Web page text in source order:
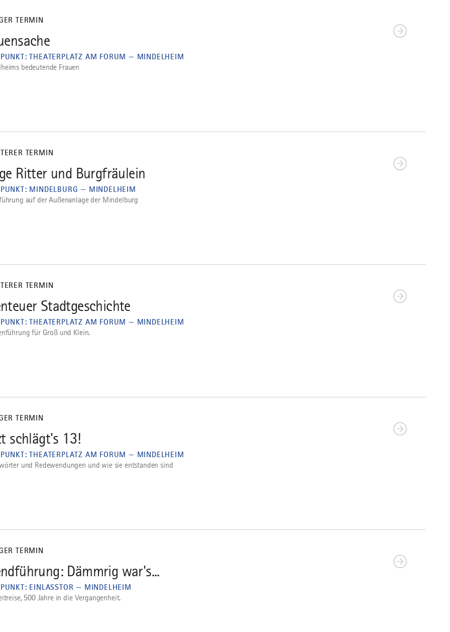
TERMIN
THEATERPLATZ AM FORUM — MINDELHEIM
bedeutende Frauen
TERMIN
Ritter und Burgfräulein
MINDELBURG — MINDELHEIM
auf der Außenanlage der Mindelburg
TERMIN
Stadtgeschichte
THEATERPLATZ AM FORUM — MINDELHEIM
für Groß und Klein.
TERMIN
schlägt's 13!
THEATERPLATZ AM FORUM — MINDELHEIM
und Redewendungen und wie sie entstanden sind
TERMIN
Dämmrig war's...
EINLASSTOR — MINDELHEIM
500 Jahre in die Vergangenheit.